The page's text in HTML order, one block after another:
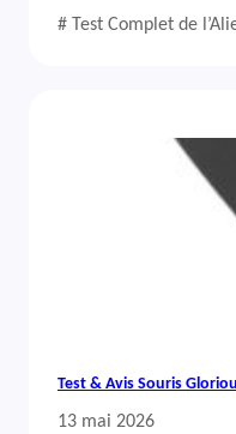
# Test Complet de
Test & Avis Souris
13 mai 2026